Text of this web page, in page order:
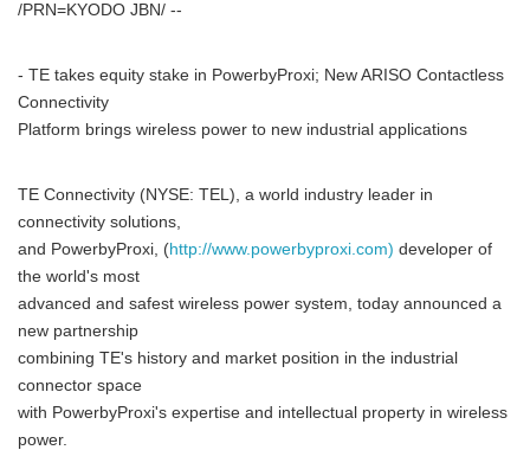
/PRN=KYODO JBN/ --
- TE takes equity stake in PowerbyProxi; New ARISO Contactless
Connectivity
Platform brings wireless power to new industrial applications
TE Connectivity (NYSE: TEL), a world industry leader in
connectivity solutions,
and PowerbyProxi, (http://www.powerbyproxi.com) developer of
the world's most
advanced and safest wireless power system, today announced a
new partnership
combining TE's history and market position in the industrial
connector space
with PowerbyProxi's expertise and intellectual property in wireless
power.